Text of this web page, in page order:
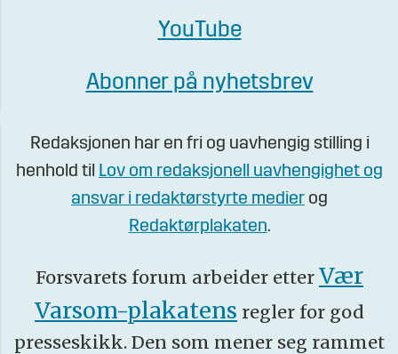
YouTube
Abonner på nyhetsbrev
Redaksjonen har en fri og uavhengig stilling i
henhold til Lov om redaksjonell uavhengighet og
ansvar i redaktørstyrte medier og
Redaktørplakaten.
Forsvarets forum arbeider etter Vær
Varsom-plakatens regler for god
presseskikk. Den som mener seg rammet